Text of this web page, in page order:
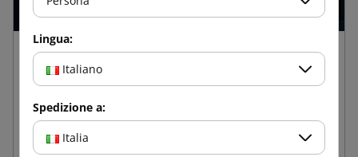
18 febbraio 2025
Come si testa la resistenza dei cartoni a
Le scatole con falde in cartone ondulato sono tra i tipi di
imballaggi più utilizzati, specialmente nella logistica e
Lingua:
Italiano
Spedizione a:
Italia